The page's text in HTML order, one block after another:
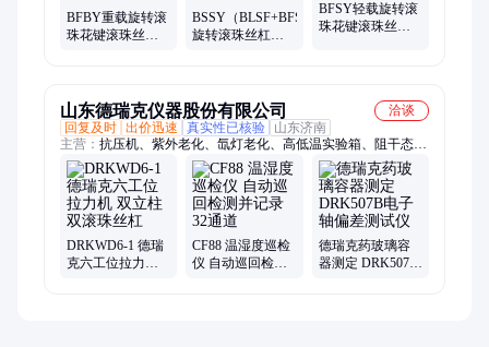
BFBY重载旋转滚
珠花键滚珠丝杠
BSSY（BLSF+BFSY）
旋转滚珠丝杠滚
BFSY轻载旋转滚
珠花键滚珠丝杠
山东德瑞克仪器股份有限公司
洽谈
回复及时 出价迅速 真实性已核验
山东济南
主营： 抗压机、紫外老化、氙灯老化、高低温实验箱、阻干态、
纸板耐破、门尼粘度仪、硫化仪、紫外箱、低温回缩试验机、水
平垂直燃烧、热变形维卡、过滤效率、盐雾箱、电压击穿、电阻
率、透气检测仪、落锤冲击、透光率、管材耐压爆破、凯氏定氮
仪、测厚仪、电子拉力试验机、恒温恒湿试验箱、老化箱
DRKWD6-1 德瑞
克六工位拉力机
CF88 温湿度巡检
仪 自动巡回检测
德瑞克药玻璃容
器测定 DRK507B